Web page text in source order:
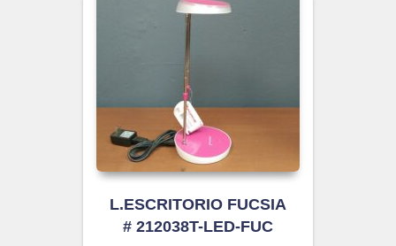
L.ESCRITORIO FUCSIA
# 212038T-LED-FUC